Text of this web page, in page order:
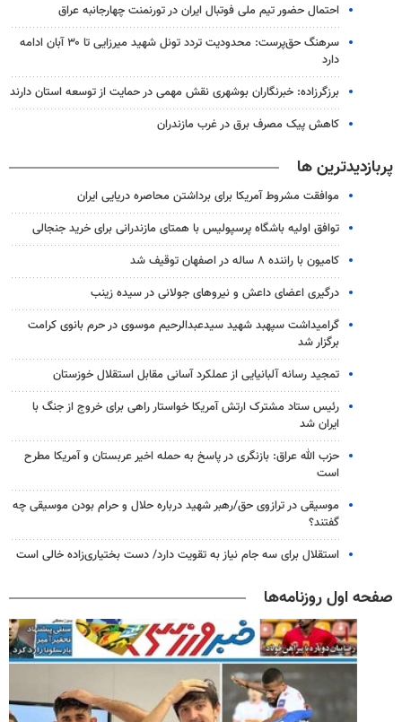
احتمال حضور تیم ملی فوتبال ایران در تورنمنت چهارجانبه عراق
سرهنگ حق‌پرست: محدودیت تردد تونل شهید میرزایی تا ۳۰ آبان ادامه
دارد
برزگرزاده: خبرنگاران بوشهری نقش مهمی در حمایت از توسعه استان دارند
کاهش پیک مصرف برق در غرب مازندران
پربازدیدترین ها
موافقت مشروط آمریکا برای برداشتن محاصره دریایی ایران
توافق اولیه باشگاه پرسپولیس با همتای مازندرانی برای خرید جنجالی
کامیون با راننده ۸ ساله در اصفهان توقیف شد
درگیری اعضای داعش و نیروهای جولانی در سیده زینب
گرامیداشت سپهبد شهید سیدعبدالرحیم موسوی در حرم بانوی کرامت
برگزار شد
تمجید رسانه آلبانیایی از عملکرد آسانی مقابل استقلال خوزستان
رئیس ستاد مشترک ارتش آمریکا خواستار راهی برای خروج از جنگ با
ایران شد
حزب الله عراق: بازنگری در پاسخ به حمله اخیر عربستان و آمریکا مطرح
است
موسیقی در ترازوی حق/رهبر شهید درباره حلال و حرام بودن موسیقی چه
گفتند؟
استقلال برای سه جام نیاز به تقویت دارد/ دست بختیاری‌زاده خالی است
صفحه اول روزنامه‌ها